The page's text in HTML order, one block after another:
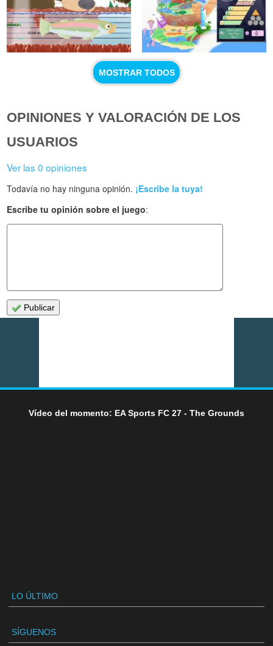
MOSTRAR TODOS
OPINIONES Y VALORACIÓN DE LOS
USUARIOS
Ver las 0 opiniones
Todavía no hay ninguna opinión. ¡Escribe la tuya!
Escribe tu opinión sobre el juego:
Publicar
Vídeo del momento: EA Sports FC 27 - The Grounds
LO ÚLTIMO
SÍGUENOS